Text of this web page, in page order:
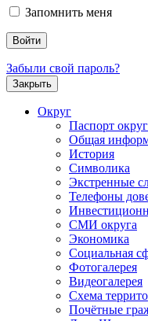
Запомнить меня
Забыли свой пароль?
Закрыть
Округ
Паспорт
Общая
История
Символика
Экстренные
Телефоны
СМИ округа
Экономика
Социальная
Фотогалерея
Видеогалерея
Схема
Почётные